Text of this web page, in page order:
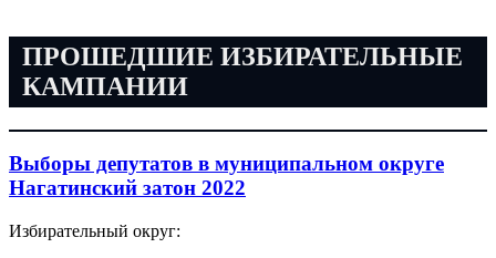
ПРОШЕДШИЕ ИЗБИРАТЕЛЬНЫЕ
КАМПАНИИ
Выборы депутатов в муниципальном округе
Нагатинский затон 2022
Избирательный округ: